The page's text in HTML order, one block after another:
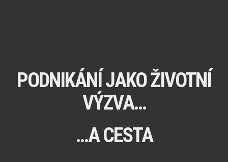
PODNIKÁNÍ JAKO ŽIVOTNÍ
VÝZVA…
…A CESTA